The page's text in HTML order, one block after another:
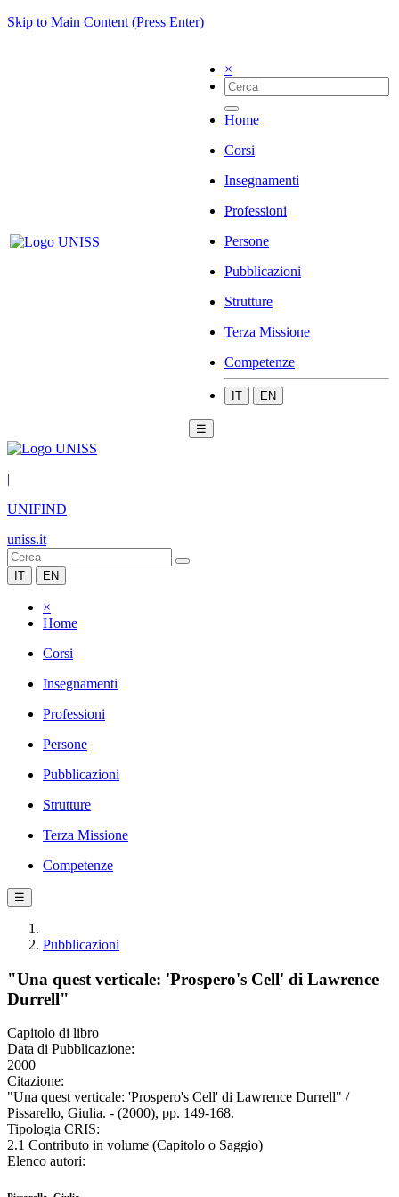
Skip to Main Content (Press Enter)
×
Home
Corsi
Insegnamenti
Professioni
Persone
Pubblicazioni
Strutture
Terza Missione
Competenze
IT EN
☰
|
UNIFIND
uniss.it
IT EN
×
Home
Corsi
Insegnamenti
Professioni
Persone
Pubblicazioni
Strutture
Terza Missione
Competenze
☰
Pubblicazioni
"Una quest verticale: 'Prospero's Cell' di Lawrence
Durrell"
Capitolo di libro
Data di Pubblicazione:
2000
Citazione:
"Una quest verticale: 'Prospero's Cell' di Lawrence Durrell" /
Pissarello, Giulia. - (2000), pp. 149-168.
Tipologia CRIS:
2.1 Contributo in volume (Capitolo o Saggio)
Elenco autori: